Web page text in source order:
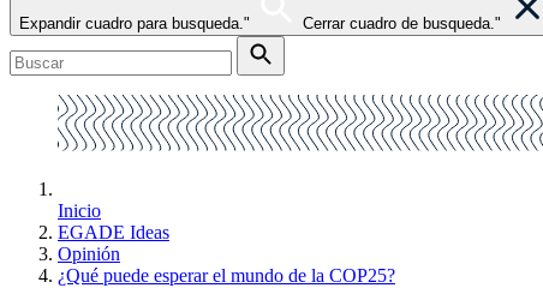
Expandir cuadro para busqueda." Cerrar cuadro de busqueda."
Inicio
EGADE Ideas
Opinión
¿Qué puede esperar el mundo de la COP25?